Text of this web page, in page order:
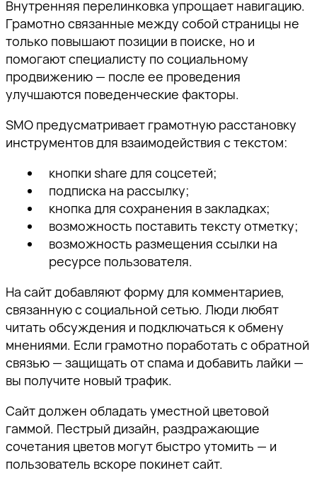
Внутренняя перелинковка упрощает навигацию.
Грамотно связанные между собой страницы не
только повышают позиции в поиске, но и
помогают специалисту по социальному
продвижению — после ее проведения
улучшаются поведенческие факторы.
SMO предусматривает грамотную расстановку
инструментов для взаимодействия с текстом:
кнопки share для соцсетей;
подписка на рассылку;
кнопка для сохранения в закладках;
возможность поставить тексту отметку;
возможность размещения ссылки на
ресурсе пользователя.
На сайт добавляют форму для комментариев,
связанную с социальной сетью. Люди любят
читать обсуждения и подключаться к обмену
мнениями. Если грамотно поработать с обратной
связью — защищать от спама и добавить лайки —
вы получите новый трафик.
Сайт должен обладать уместной цветовой
гаммой. Пестрый дизайн, раздражающие
сочетания цветов могут быстро утомить — и
пользователь вскоре покинет сайт.